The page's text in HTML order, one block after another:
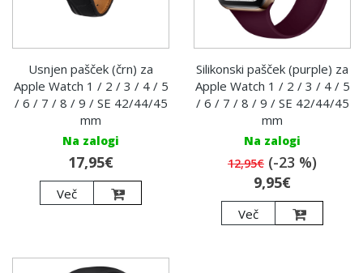
Usnjen pašček (črn) za
Apple Watch 1 / 2 / 3 / 4 / 5
/ 6 / 7 / 8 / 9 / SE 42/44/45
mm
Na zalogi
17,95€
Več
Silikonski pašček (purple) za
Apple Watch 1 / 2 / 3 / 4 / 5
/ 6 / 7 / 8 / 9 / SE 42/44/45
mm
Na zalogi
12,95€ (-23 %)
9,95€
Več